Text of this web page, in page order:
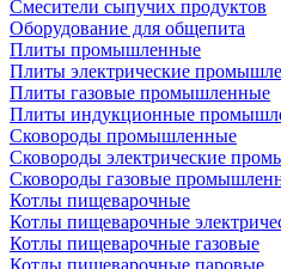
Смесители сыпучих продуктов
Оборудование для общепита
Плиты промышленные
Плиты электрические
Плиты газовые промышленные
Плиты индукционные
Сковороды промышленные
Сковороды электрические
Сковороды газовые
Котлы пищеварочные
Котлы пищеварочные
Котлы пищеварочные газовые
Котлы пищеварочные паровые